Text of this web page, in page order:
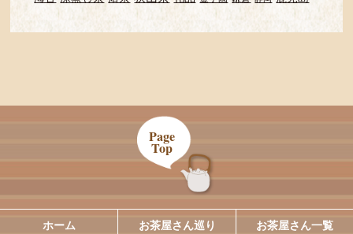
ホーム
お茶屋さん巡り
お茶屋さん一覧
Page
Top